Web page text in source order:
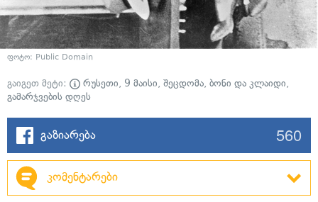
ფოტო: Public Domain
გაიგეთ მეტი: რუსეთი, 9 მაისი, შეცდომა, ბონი და კლაიდი,
გამარჯვების დღეს
გაზიარება 560
კომენტარები